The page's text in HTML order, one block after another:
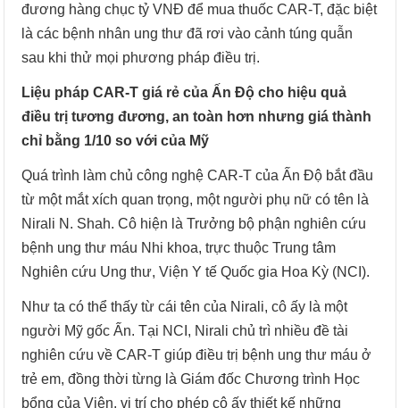
đương hàng chục tỷ VNĐ để mua thuốc CAR-T, đặc biệt
là các bệnh nhân ung thư đã rơi vào cảnh túng quẫn
sau khi thử mọi phương pháp điều trị.
Liệu pháp CAR-T giá rẻ của Ấn Độ cho hiệu quả
điều trị tương đương, an toàn hơn nhưng giá thành
chỉ bằng 1/10 so với của Mỹ
Quá trình làm chủ công nghệ CAR-T của Ấn Độ bắt đầu
từ một mắt xích quan trọng, một người phụ nữ có tên là
Nirali N. Shah. Cô hiện là Trưởng bộ phận nghiên cứu
bệnh ung thư máu Nhi khoa, trực thuộc Trung tâm
Nghiên cứu Ung thư, Viện Y tế Quốc gia Hoa Kỳ (NCI).
Như ta có thể thấy từ cái tên của Nirali, cô ấy là một
người Mỹ gốc Ấn. Tại NCI, Nirali chủ trì nhiều đề tài
nghiên cứu về CAR-T giúp điều trị bệnh ung thư máu ở
trẻ em, đồng thời từng là Giám đốc Chương trình Học
bổng của Viện, vị trí cho phép cô ấy thiết kế những